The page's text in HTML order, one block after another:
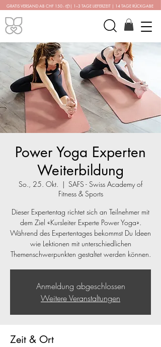
GRATIS VERSAND AB CHF 150.- 📦| 1–3 TAGE LIEFERZEIT | 14 TAGE RÜCKGABE
Power Yoga Experten
Weiterbildung
So., 25. Okt.
  |
SAFS - Swiss Academy of
Fitness & Sports
Dieser Expertentag richtet sich an Teilnehmer mit
dem Ziel «Kursleiter Experte Power Yoga».
Während des Expertentages bekommst Du Ideen
wie Lektionen mit unterschiedlichen
Themenschwerpunkten gestaltet werden können.
Anmeldung abgeschlossen
Weitere Veranstaltungen
Zeit & Ort